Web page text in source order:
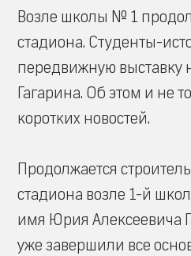
Возле школы № 1
стадиона. Студенты-
передвижную выставку
Гагарина. Об этом и не
коротких новостей.
Продолжается
стадиона возле 1-й
имя Юрия Алексеевича
уже завершили все